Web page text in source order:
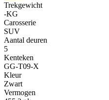
Trekgewicht
-KG
Carosserie
SUV
Aantal deuren
5
Kenteken
GG-T09-X
Kleur
Zwart
Vermogen